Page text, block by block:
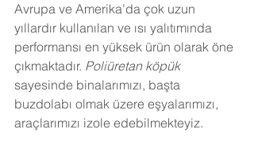
Avrupa ve Amerika’da çok uzun
yıllardır kullanılan ve ısı yalıtımında
performansı en yüksek ürün olarak öne
çıkmaktadır. Poliüretan köpük
sayesinde binalarımızı, başta
buzdolabı olmak üzere eşyalarımızı,
araçlarımızı izole edebilmekteyiz.